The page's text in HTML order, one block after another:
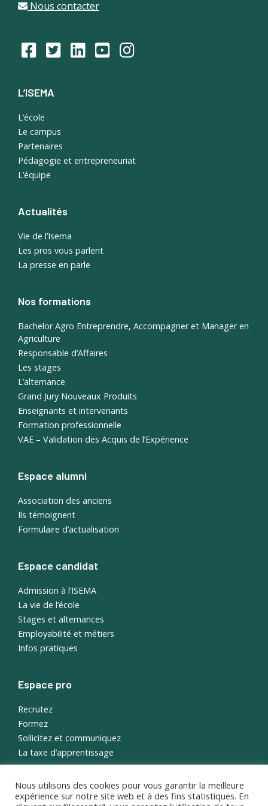
Nous contacter
L’ISEMA
L’école
Le campus
Partenaires
Pédagogie et entrepreneuriat
L’équipe
Actualités
Vie de l’Isema
Les pros vous parlent
La presse en parle
Nos formations
Bachelor Agro Entreprendre, Accompagner et Manager en
Agriculture
Responsable d’Affaires
Les stages
L’alternance
Grand Jury Nouveaux Produits
Enseignants et intervenants
Formation professionnelle
VAE – Validation des Acquis de l’Expérience
Espace alumni
Association des anciens
Ils témoignent
Formulaire d’actualisation
Espace candidat
Admission à l’ISEMA
La vie de l’école
Stages et alternances
Employabilité et métiers
Infos pratiques
Espace pro
Recrutez
Formez
Sollicitez et communiquez
La taxe d’apprentissage
English
Portail étudiant
Nous utilisons des cookies pour vous garantir la meilleure
expérience sur notre site web et à des fins statistiques. En